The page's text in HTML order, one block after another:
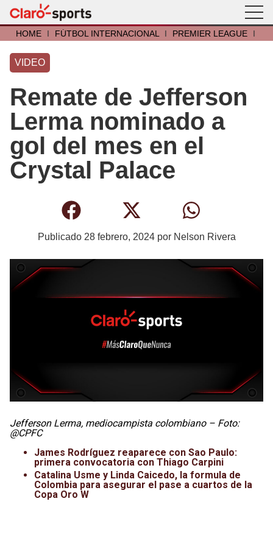
HOME I FÚTBOL INTERNACIONAL I PREMIER LEAGUE I
VIDEO
Remate de Jefferson
Lerma nominado a
gol del mes en el
Crystal Palace
Publicado 28 febrero, 2024por Nelson Rivera
Jefferson Lerma, mediocampista colombiano – Foto:
@CPFC
James Rodríguez reaparece con Sao Paulo:
primera convocatoria con Thiago Carpini
Catalina Usme y Linda Caicedo, la formula de
Colombia para asegurar el pase a cuartos de la
Copa Oro W